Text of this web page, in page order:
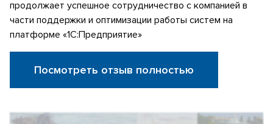
продолжает успешное сотрудничество с компанией в
части поддержки и оптимизации работы систем на
платформе «1С:Предприятие»
Посмотреть отзыв полностью